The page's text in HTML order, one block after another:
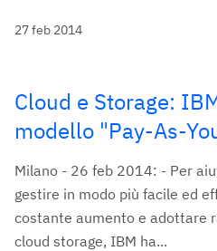
27 feb 2014
Cloud e Storage:
modello "Pay-As-
Milano - 26 feb 2014: - Per
gestire in modo più facile ed
costante aumento e adottare
cloud storage, IBM ha...